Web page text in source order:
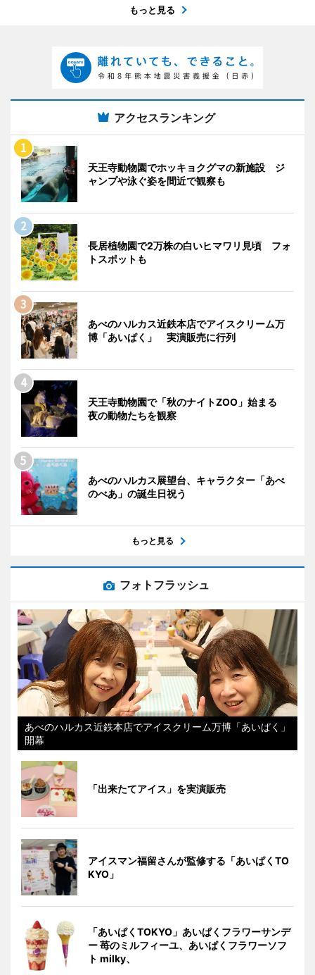
もっと見る
アクセスランキング
天王寺動物園でホッキョクグマの新施設 ジ
ャンプや泳ぐ姿を間近で観察も
長居植物園で2万株の白いヒマワリ見頃 フォ
トスポットも
あべのハルカス近鉄本店でアイスクリーム万
博「あいぱく」 実演販売に行列
天王寺動物園で「秋のナイトZOO」始まる
夜の動物たちを観察
あべのハルカス展望台、キャラクター「あべ
のべあ」の誕生日祝う
もっと見る
フォトフラッシュ
あべのハルカス近鉄本店でアイスクリーム万博「あいぱく」
開幕
「出来たてアイス」を実演販売
アイスマン福留さんが監修する「あいぱくTO
KYO」
「あいぱくTOKYO」あいぱくフラワーサンデ
ー 苺のミルフィーユ、あいぱくフラワーソフ
ト milky、